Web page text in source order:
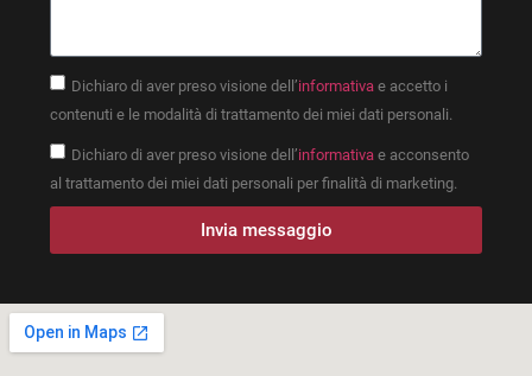
Dichiaro di aver preso visione dell’informativa e accetto i
contenuti e le modalità di trattamento dei miei dati personali.
Dichiaro di aver preso visione dell’informativa e acconsento
al trattamento dei miei dati personali per finalità di marketing.
Invia messaggio